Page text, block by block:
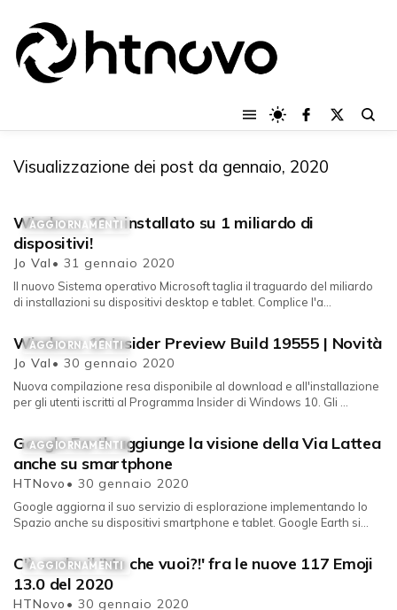
Visualizzazione dei post da gennaio, 2020
AGGIORNAMENTI
Windows 10 è installato su 1 miliardo di
dispositivi!
Jo Val• 31 gennaio 2020
Il nuovo Sistema operativo Microsoft taglia il traguardo del miliardo
di installazioni su dispositivi desktop e tablet. Complice l'a...
AGGIORNAMENTI
Windows 10 Insider Preview Build 19555 | Novità
Jo Val• 30 gennaio 2020
Nuova compilazione resa disponibile al download e all'installazione
per gli utenti iscritti al Programma Insider di Windows 10. Gli ...
AGGIORNAMENTI
Google Earth aggiunge la visione della Via Lattea
anche su smartphone
HTNovo• 30 gennaio 2020
Google aggiorna il suo servizio di esplorazione implementando lo
Spazio anche su dispositivi smartphone e tablet. Google Earth si
AGGIORNAMENTI
C'è anche il 'Ma che vuoi?!' fra le nuove 117 Emoji
13.0 del 2020
HTNovo• 30 gennaio 2020